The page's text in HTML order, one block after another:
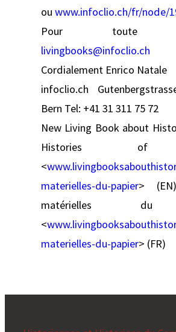
ou www.infoclio.ch/fr/node/
Pour toute
livingbooks@infoclio.ch
Cordialement Enrico Natale
infoclio.ch
Bern Tel: +41 31 311 75 72
New Living Book about
Histories of
<
materielles-du-papier>
matérielles du
<
materielles-du-papier> (FR)